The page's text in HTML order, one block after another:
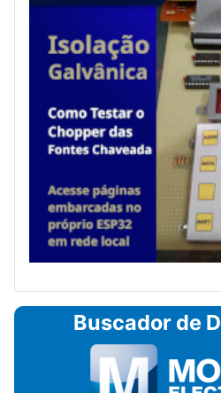
Buscador de